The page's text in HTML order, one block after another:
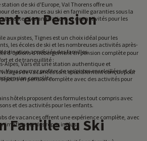
de ski d'Europe, Val Thorens offre un
des vacances au ski en famille garanties sous la
profiter des animations et des activités pour les
aux pistes, Tignes est un choix idéal pour les
les écoles de ski et les nombreuses activités après-
appréciée des familles.
Alpes, Vars est une station authentique et
Vous pourrez profiter de ses pistes ensoleillées et de
pension complète.
en Pension
d'options d'hébergement en pension complète pour
et de tranquillité :
villages de vacances sont spécialement conçus pour
en pension complète avec des activités pour
hôtels proposent des formules tout compris avec
et des activités pour les enfants.
de vacances offrent une expérience complète, avec
et des repas inclus.
Famille au Ski